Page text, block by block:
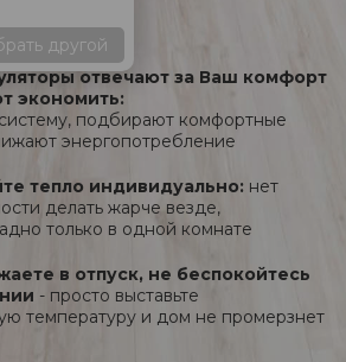
отвечают за Ваш комфорт
экономить:
подбирают комфортные
энергопотребление
тепло индивидуально: нет
делать жарче везде,
только в одной комнате
в отпуск, не беспокойтесь
- просто выставьте
температуру и дом не промерзнет
другой